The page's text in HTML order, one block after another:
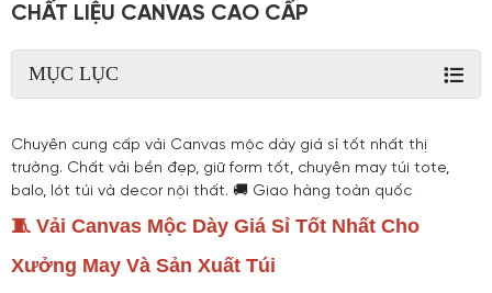
CHẤT LIỆU CANVAS CAO CẤP
MỤC LỤC
Chuyên cung cấp vải Canvas mộc dày giá sỉ tốt nhất thị
trường. Chất vải bền đẹp, giữ form tốt, chuyên may túi tote,
balo, lót túi và decor nội thất. 🚚 Giao hàng toàn quốc
🧵 Vải Canvas Mộc Dày Giá Sỉ Tốt Nhất Cho
Xưởng May Và Sản Xuất Túi